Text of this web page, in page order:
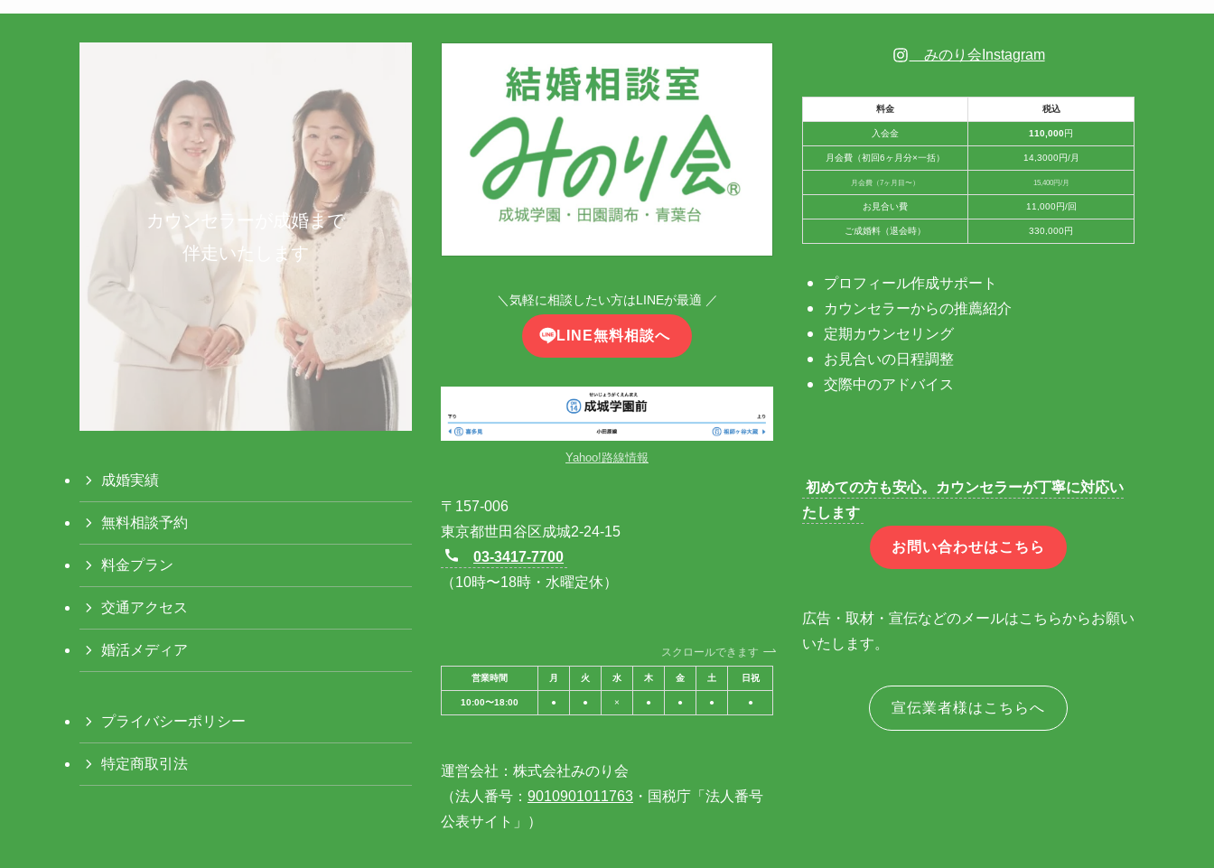
カウンセラーが成婚まで
伴走いたします
成婚実績
無料相談予約
料金プラン
交通アクセス
婚活メディア
プライバシーポリシー
特定商取引法
＼気軽に相談したい方はLINEが最適 ／
LINE無料相談へ
Yahoo!路線情報
〒157-006
東京都世田谷区成城2-24-15
03-3417-7700
（10時〜18時・水曜定休）
スクロールできます
営業時間 月 火 水 木 金 土 日祝
10:00〜18:00 ● ● × ● ● ● ●
運営会社：株式会社みのり会
（法人番号： 9010901011763 ・国税庁「法人番号
公表サイト」）
みのり会Instagram
料金 税込
入会金 110,000円
月会費（初回6ヶ月分×一括） 14,3000円/月
月会費（7ヶ月目〜） 15,400円/月
お見合い費 11,000円/回
ご成婚料（退会時） 330,000円
プロフィール作成サポート
カウンセラーからの推薦紹介
定期カウンセリング
お見合いの日程調整
交際中のアドバイス
初めての方も安心。カウンセラーが丁寧に対応い
たします
お問い合わせはこちら
広告・取材・宣伝などのメールはこちらからお願い
いたします。
宣伝業者様はこちらへ